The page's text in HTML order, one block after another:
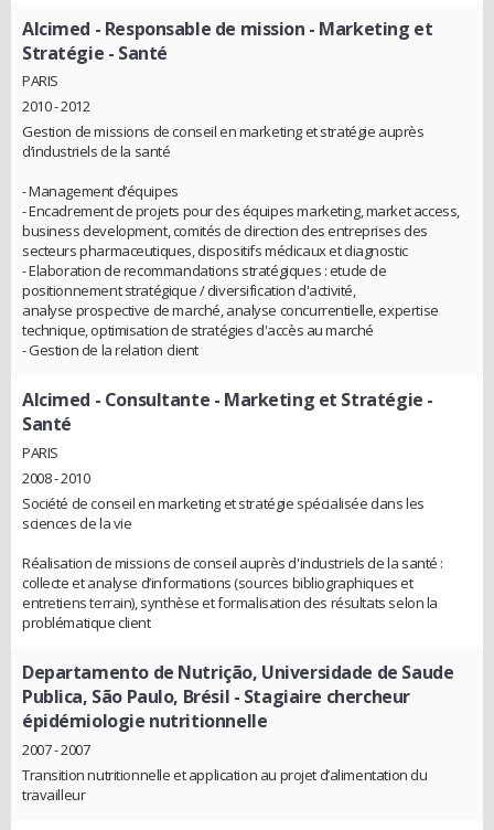
Alcimed - Responsable de mission - Marketing et
Stratégie - Santé
PARIS
2010 - 2012
Gestion de missions de conseil en marketing et stratégie auprès
d’industriels de la santé
- Management d’équipes
- Encadrement de projets pour des équipes marketing, market access,
business development, comités de direction des entreprises des
secteurs pharmaceutiques, dispositifs médicaux et diagnostic
- Elaboration de recommandations stratégiques : etude de
positionnement stratégique / diversification d'activité,
analyse prospective de marché, analyse concurrentielle, expertise
technique, optimisation de stratégies d'accès au marché
- Gestion de la relation client
Alcimed - Consultante - Marketing et Stratégie -
Santé
PARIS
2008 - 2010
Société de conseil en marketing et stratégie spécialisée dans les
sciences de la vie
Réalisation de missions de conseil auprès d'industriels de la santé :
collecte et analyse d’informations (sources bibliographiques et
entretiens terrain), synthèse et formalisation des résultats selon la
problématique client
Departamento de Nutrição, Universidade de Saude
Publica, São Paulo, Brésil - Stagiaire chercheur
épidémiologie nutritionnelle
2007 - 2007
Transition nutritionnelle et application au projet d’alimentation du
travailleur